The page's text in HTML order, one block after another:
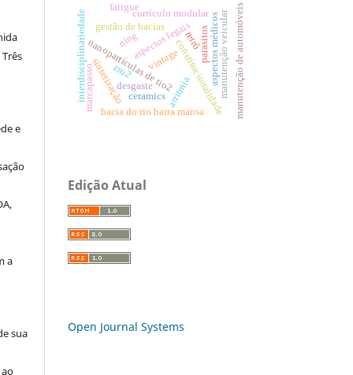
e
a
sua
nanopartículas de tio2
ning constitucionalidade
aspectos legais aspectos médicos
interdisciplinariedade desgaste
vintage
retrô manutenção de automóveis
manutenção veicular
currículo modular
arritmia
gestão de bacias
bacia do rio barra mansa
sintetização
parasitos
marcapasso ceramics
zro2
fatigue
Edição Atual
Open Journal Systems